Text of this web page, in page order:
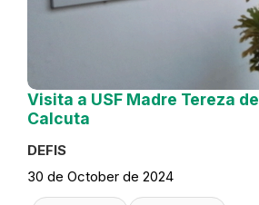
Visita a USF Madre Tereza de
Calcuta
DEFIS
30 de October de 2024